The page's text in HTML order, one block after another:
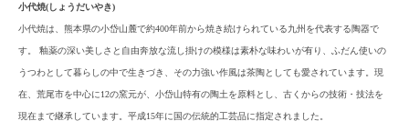
小代焼(しょうだいやき)
小代焼は、熊本県の小岱山麓で約400年前から焼き続けられている九州を代表する陶器で
す。 釉薬の深い美しさと自由奔放な流し掛けの模様は素朴な味わいが有り、ふだん使いの
うつわとして暮らしの中で生きづき、その力強い作風は茶陶としても愛されています。現
在、荒尾市を中心に12の窯元が、小岱山特有の陶土を原料とし、古くからの技術・技法を
現在まで継承しています。平成15年に国の伝統的工芸品に指定されました。